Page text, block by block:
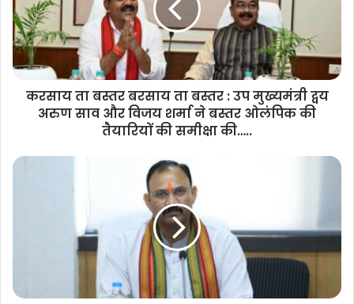
करसाय ता बस्तर बरसाय ता बस्तर : उप मुख्यमंत्री द्वय
अरुण साव और विजय शर्मा ने बस्तर ओलंपिक की
तैयारियों की समीक्षा की…..